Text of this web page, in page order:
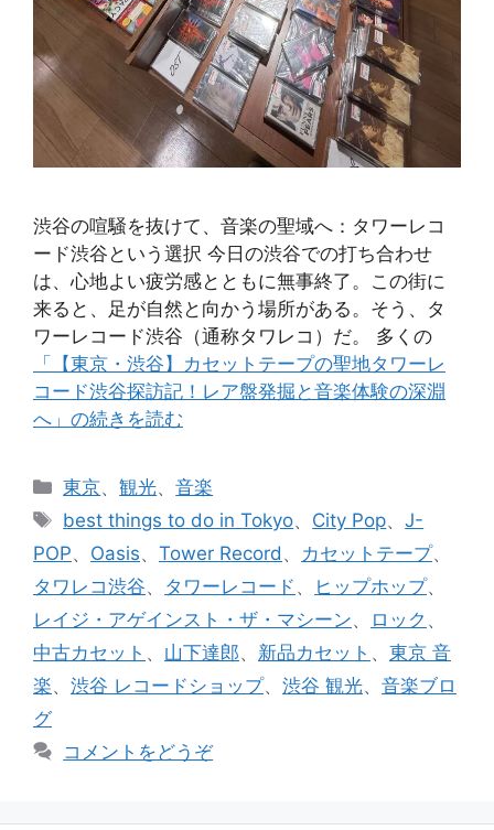
渋谷の喧騒を抜けて、音楽の聖域へ：タワーレコ
ード渋谷という選択 今日の渋谷での打ち合わせ
は、心地よい疲労感とともに無事終了。この街に
来ると、足が自然と向かう場所がある。そう、タ
ワーレコード渋谷（通称タワレコ）だ。 多くの
「【東京・渋谷】カセットテープの聖地タワーレ
コード渋谷探訪記！レア盤発掘と音楽体験の深淵
へ」の続きを読む
カ
テ
リ
ー
東京、観光、音楽
タ
グ
best things to do in Tokyo、 City Pop、J-
POP、 Oasis、 Tower Record 、 カセットテープ、
タワレコ渋谷、 タワーレコード 、 ヒップホップ、
レイジ・アゲインスト・ザ・マシーン、 ロック 、
中古カセット 、 山下達郎、 新品カセット 、 東京 音
楽、 渋谷 レコードショップ、 渋谷 観光、 音楽ブロ
グ
コメントをどうぞ